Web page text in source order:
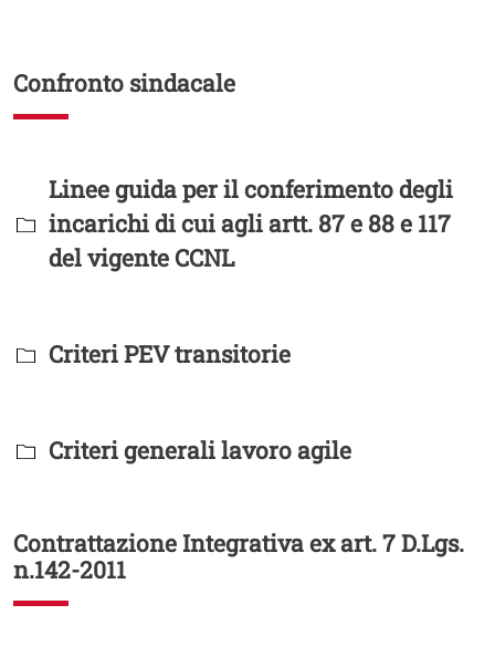
Confronto sindacale
Titolo Documenti in cartella
Linee guida per il conferimento degli
incarichi di cui agli artt. 87 e 88 e 117
del vigente CCNL
Titolo Documenti in cartella
Criteri PEV transitorie
Titolo Documenti in cartella
Criteri generali lavoro agile
Contrattazione Integrativa ex art. 7 D.Lgs.
n.142-2011